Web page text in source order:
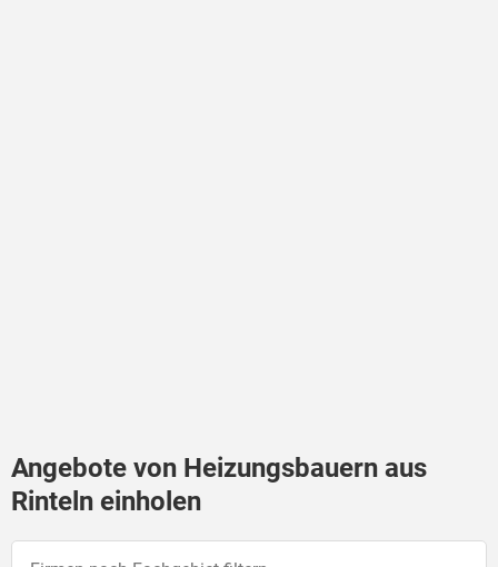
Angebote von Heizungsbauern aus
Rinteln einholen